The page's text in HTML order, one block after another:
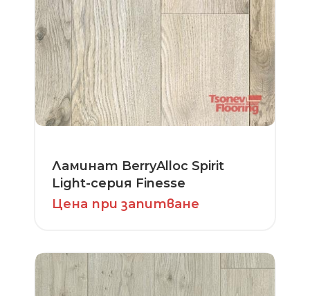
Ламинат BerryAlloc Spirit
Light-серия Finesse
Цена при запитване